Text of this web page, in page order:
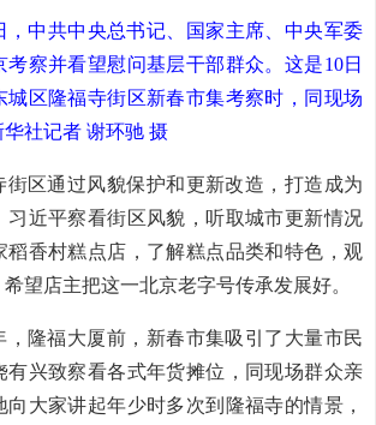
，中共中央总书记、国家主席、中央军委
考察并看望慰问基层干部群众。这是10日
城区隆福寺街区新春市集考察时，同现场
社记者 谢环驰 摄
街区通过风貌保护和更新改造，打造成为
习近平察看街区风貌，听取城市更新情况
稻香村糕点店，了解糕点品类和特色，观
望店主把这一北京老字号传承发展好。
，隆福大厦前，新春市集吸引了大量市民
有兴致察看各式年货摊位，同现场群众亲
大家讲起年少时多次到隆福寺的情景，